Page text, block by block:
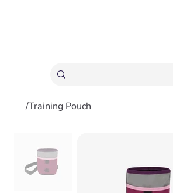
/Training Pouch